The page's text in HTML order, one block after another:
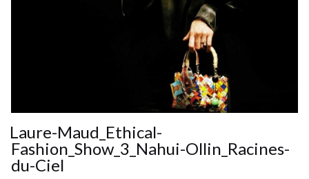
Laure-Maud_Ethical-
Fashion_Show_3_Nahui-Ollin_Racines-
du-Ciel